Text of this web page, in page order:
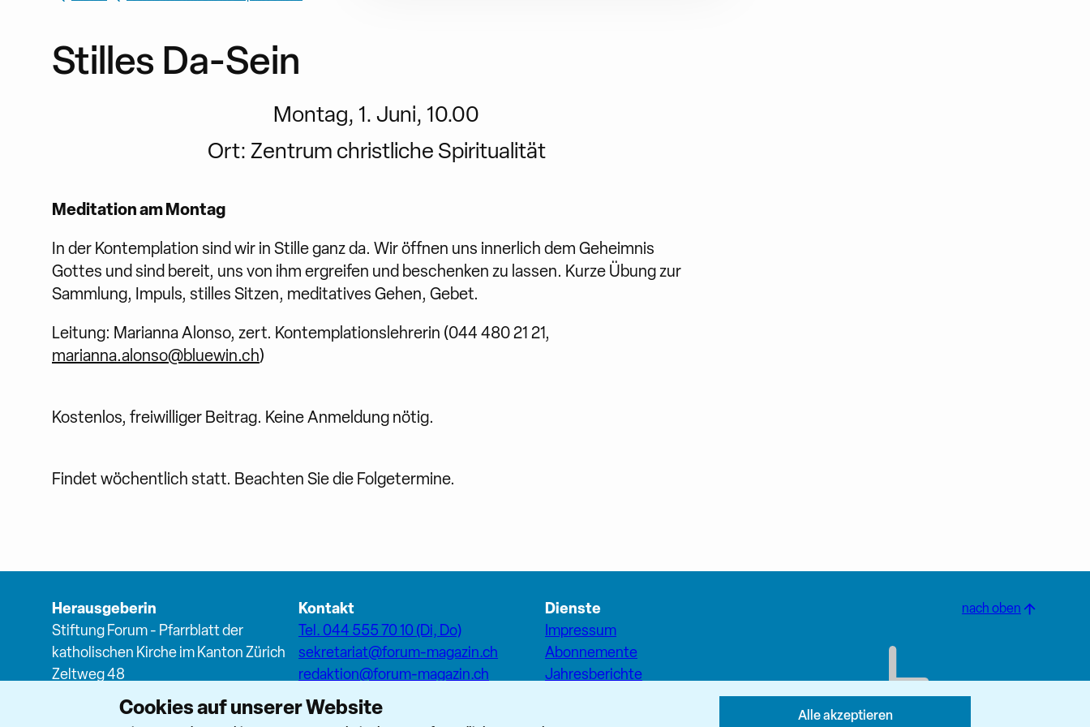
Stilles Da-Sein
Montag, 1. Juni, 10.00
Ort: Zentrum christliche Spiritualität
Meditation am Montag
In der Kontemplation sind wir in Stille ganz da. Wir öffnen uns innerlich dem Geheimnis
Gottes und sind bereit, uns von ihm ergreifen und beschenken zu lassen. Kurze Übung zur
Sammlung, Impuls, stilles Sitzen, meditatives Gehen, Gebet.
Leitung: Marianna Alonso, zert. Kontemplationslehrerin (044 480 21 21,
marianna.alonso@bluewin.ch)
Kostenlos, freiwilliger Beitrag. Keine Anmeldung nötig.
Findet wöchentlich statt. Beachten Sie die Folgetermine.
Herausgeberin
Stiftung Forum - Pfarrblatt der
katholischen Kirche im Kanton Zürich
Zeltweg 48
8032 Zürich
Kontakt
Tel. 044 555 70 10 (Di, Do)
sekretariat@forum-magazin.ch
redaktion@forum-magazin.ch
Forum Team
Dienste
Impressum
Abonnemente
Jahresberichte
nach oben
Cookies auf unserer Website Alle akzeptieren